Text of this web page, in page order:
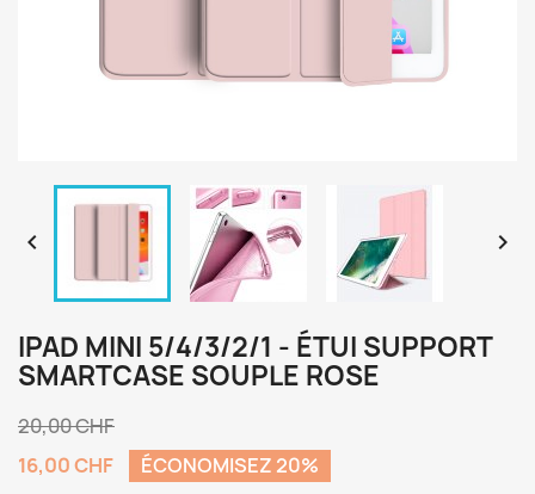
 
IPAD MINI 5/4/3/2/1 - ÉTUI SUPPORT
SMARTCASE SOUPLE ROSE
20,00 CHF
16,00 CHF
ÉCONOMISEZ 20%